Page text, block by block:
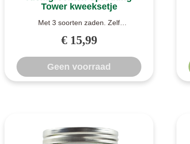
Tower kweeksetje
Met 3 soorten zaden. Zelf
dan ooit, d..
€ 15,99
Geen voorraad